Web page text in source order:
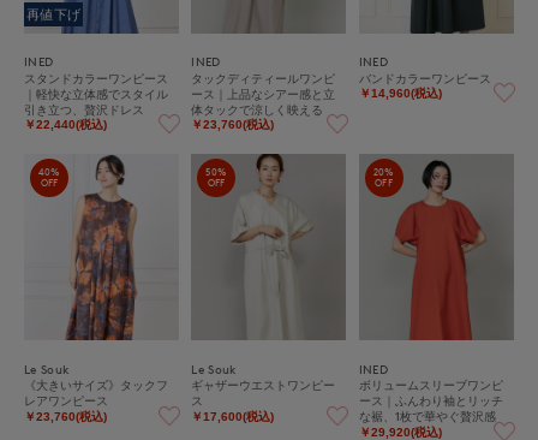
再値下げ
INED
スタンドカラーワンピース
｜軽快な立体感でスタイル
引き立つ、贅沢ドレス
￥22,440(税込)
INED
タックディティールワンピ
ース｜上品なシアー感と立
体タックで涼しく映える
￥23,760(税込)
INED
バンドカラーワンピース
￥14,960(税込)
40%
OFF
Le Souk
《大きいサイズ》タックフ
レアワンピース
￥23,760(税込)
50%
OFF
Le Souk
ギャザーウエストワンピー
ス
￥17,600(税込)
20%
OFF
INED
ボリュームスリーブワンピ
ース｜ふんわり袖とリッチ
な裾、1枚で華やぐ贅沢感
￥29,920(税込)